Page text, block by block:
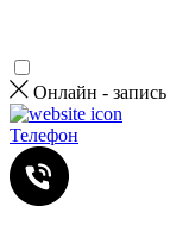
Онлайн - запись
Телефон